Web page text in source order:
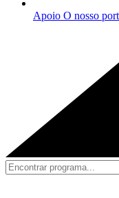
Apoio O nosso